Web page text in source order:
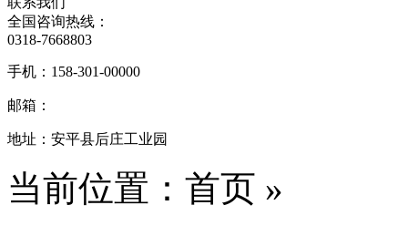
全国咨询热线：
0318-7668803
手机： 158-301-00000
邮箱：
地址： 安平县后庄工业园
当前位置：首页 »